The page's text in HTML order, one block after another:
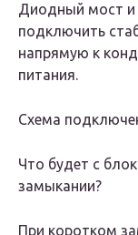
Диодный мост и
подключить
напрямую к
питания.
Схема
Что будет с
замыкании?
При коротком